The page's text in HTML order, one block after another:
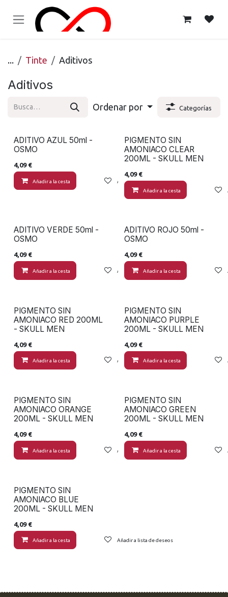
... Tinte Aditivos
Aditivos
Ordenar por Categorías
ADITIVO AZUL 50ml -
OSMO
4,09€
Añadir a la cesta Añadir a lista de deseos
PIGMENTO SIN
AMONIACO CLEAR
200ML - SKULL MEN
4,09€
Añadir a la cesta
ADITIVO VERDE 50ml -
OSMO
4,09€
Añadir a la cesta Añadir a lista de deseos
ADITIVO ROJO 50ml -
OSMO
4,09€
Añadir a la cesta
PIGMENTO SIN
AMONIACO RED 200ML
- SKULL MEN
4,09€
Añadir a la cesta Añadir a lista de deseos
PIGMENTO SIN
AMONIACO PURPLE
200ML - SKULL MEN
4,09€
Añadir a la cesta
PIGMENTO SIN
AMONIACO ORANGE
200ML - SKULL MEN
4,09€
Añadir a la cesta Añadir a lista de deseos
PIGMENTO SIN
AMONIACO GREEN
200ML - SKULL MEN
4,09€
Añadir a la cesta
PIGMENTO SIN
AMONIACO BLUE
200ML - SKULL MEN
4,09€
Añadir a la cesta Añadir a lista de deseos